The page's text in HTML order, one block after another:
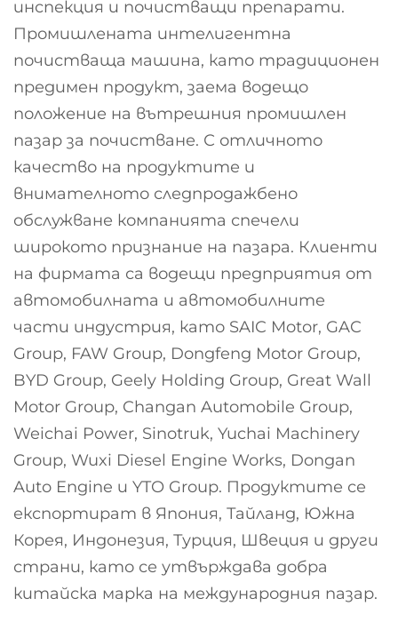
инспекция и почистващи препарати.
Промишлената интелигентна
почистваща машина, като традиционен
предимен продукт, заема водещо
положение на вътрешния промишлен
пазар за почистване. С отличното
качество на продуктите и
внимателното следпродажбено
обслужване компанията спечели
широкото признание на пазара. Клиенти
на фирмата са водещи предприятия от
автомобилната и автомобилните
части индустрия, като SAIC Motor, GAC
Group, FAW Group, Dongfeng Motor Group,
BYD Group, Geely Holding Group, Great Wall
Motor Group, Changan Automobile Group,
Weichai Power, Sinotruk, Yuchai Machinery
Group, Wuxi Diesel Engine Works, Dongan
Auto Engine и YTO Group. Продуктите се
експортират в Япония, Тайланд, Южна
Корея, Индонезия, Турция, Швеция и други
страни, като се утвърждава добра
китайска марка на международния пазар.